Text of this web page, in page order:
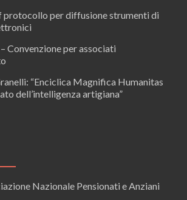
protocollo per diffusione strumenti di
Convenzione per associati
“Enciclica Magnifica Humanitas
dell’intelligenza artigiana”
Nazionale Pensionati e Anziani